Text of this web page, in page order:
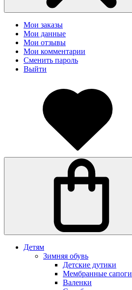
Мои заказы
Мои данные
Мои отзывы
Мои комментарии
Сменить пароль
Выйти
Детям
Зимняя обувь
Детские дутики
Мембранные сапоги
Валенки